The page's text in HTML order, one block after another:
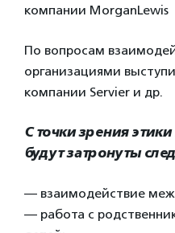
компании MorganLewis
По вопросам
организациями
компании Servier и др.
С точки зрения
будут затронуты
— взаимодействие
— работа с